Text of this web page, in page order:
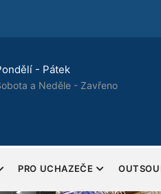
Tel.:+420 702 277 322
Upozornění:Pouze pro
PRO UCHAZEČE